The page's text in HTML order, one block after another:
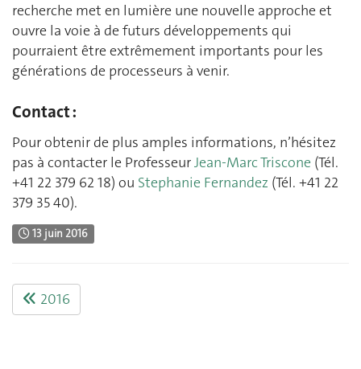
recherche met en lumière une nouvelle approche et
ouvre la voie à de futurs développements qui
pourraient être extrêmement importants pour les
générations de processeurs à venir.
Contact :
Pour obtenir de plus amples informations, n’hésitez
pas à contacter le ProfesseurJean-Marc Triscone (Tél.
+41 22 379 62 18) ou Stephanie Fernandez (Tél. +41 22
379 35 40).
13 juin 2016
2016